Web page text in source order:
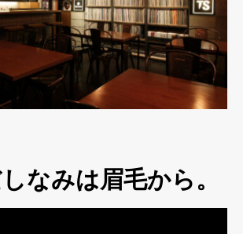
なみは眉毛から。